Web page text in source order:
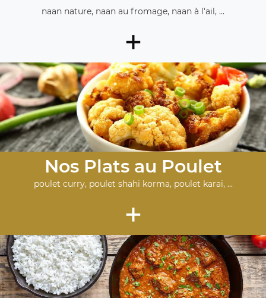
naan nature, naan au fromage, naan à l'ail, ...
+
Nos Plats au Poulet
poulet curry, poulet shahi korma, poulet karai, ...
+